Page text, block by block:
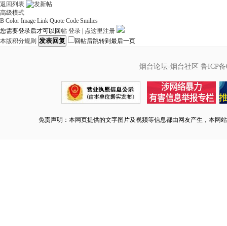
返回列表
高级模式
B Color Image Link Quote Code Smilies
您需要登录后才可以回帖 登录
点这里注册
本版积分规则 发表回复 回帖后跳转到最后一页
烟台论坛-烟台社区 鲁ICP备
免责声明：本网页提供的文字图片及视频等信息都由网友产生，本网